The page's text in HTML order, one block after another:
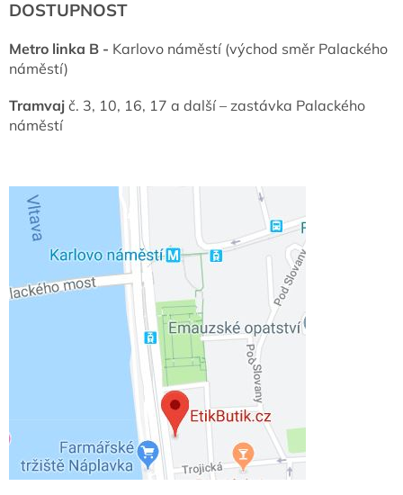
DOSTUPNOST
Metro linka B - Karlovo náměstí (východ směr Palackého
náměstí)
Tramvaj č. 3, 10, 16, 17 a další – zastávka Palackého
náměstí